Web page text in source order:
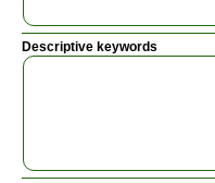
Descriptive keywords